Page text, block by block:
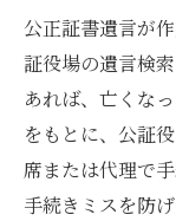
公正証書遺言が
証役場の遺言検
あれば、亡くな
をもとに、公証
席または代理で
手続きミスを防げ